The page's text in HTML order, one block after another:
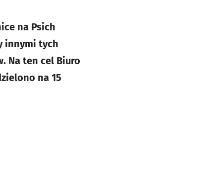
na Psich
innymi tych
Na ten cel Biuro
na 15